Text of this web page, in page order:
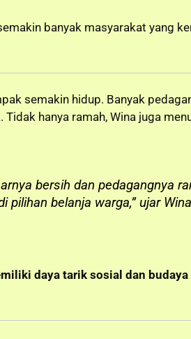
banyak masyarakat yang
semakin hidup. Banyak
hanya ramah, Wina juga
bersih dan pedagangnya
belanja warga,” ujar
daya tarik sosial dan budaya